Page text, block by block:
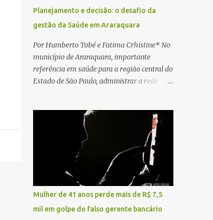
encontraram a vítima em parada
cardiorrespiratória. Os socorristas iniciaram
imediatamente as manobras de reanimação
cardiopulmonar (RCP), porém, apesar de
todos os esforços, o motorista não
respondeu aos procedimentos. Às 17h03,
médicos da Unidade de Suporte Avançado
Planejamento e decisão: o desafio da
gestão da Saúde em Araraquara
Por Humberto Tobé e Fatima Crhistine* No
município de Araraquara, importante
referência em saúde para a região central do
Estado de São Paulo, administrar a rede
A cidade concentra hospitais, unidades
especializadas e serviços de média e alta
complexidade que atendem pacientes não
apenas do município, mas também de
diversas cidades do entorno, ampliando
significativamente a responsabilidade da
gestão sobre o Sistema Único de Saúde
(SUS). Nos últimos anos, o Governo Federal
tem ampliado investimentos destinados ao
Mulher de 41 anos perde mais de R$ 7,5
mil em golpe do falso gerente bancário